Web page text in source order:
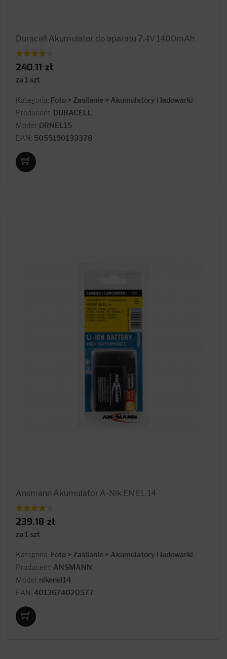
Duracell Akumulator do aparatu 7.4V 1400mAh
240.11 zł
za 1 szt
Kategoria: Foto > Zasilanie > Akumulatory i ładowarki
Producent: DURACELL
Model: DRNEL15
EAN: 5055190133378
Ansmann Akumulator A-Nik EN EL 14
239.18 zł
za 1 szt
Kategoria: Foto > Zasilanie > Akumulatory i ładowarki
Producent: ANSMANN
Model: nikenel14
EAN: 4013674020577